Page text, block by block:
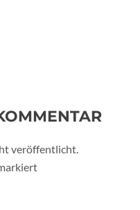
veröffentlicht.